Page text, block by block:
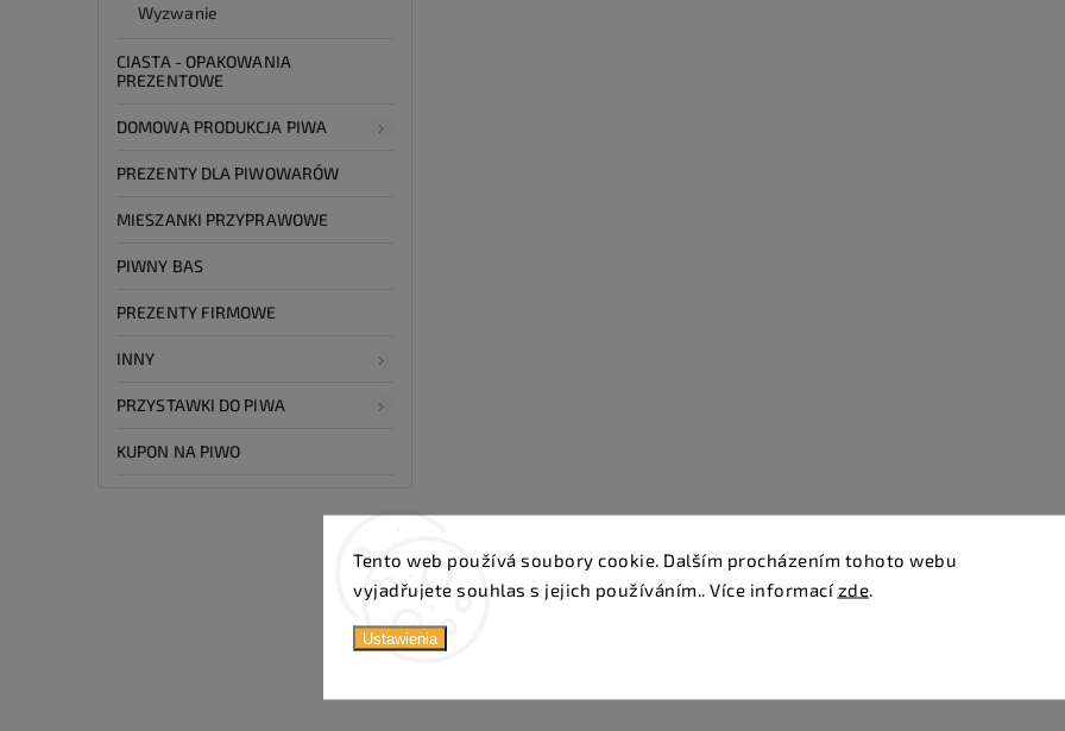
Tento web používá soubory cookie. Dalším procházením tohoto webu
vyjadřujete souhlas s jejich používáním.. Více informací zde
Ustawienia
Wyzwanie
CIASTA - OPAKOWANIA
PREZENTOWE
DOMOWA PRODUKCJA PIWA
PREZENTY DLA PIWOWARÓW
MIESZANKI PRZYPRAWOWE
PIWNY BAS
PREZENTY FIRMOWE
INNY
PRZYSTAWKI DO PIWA
KUPON NA PIWO